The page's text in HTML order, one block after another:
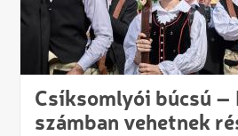
Csíksomlyói búcsú
számban vehetnek